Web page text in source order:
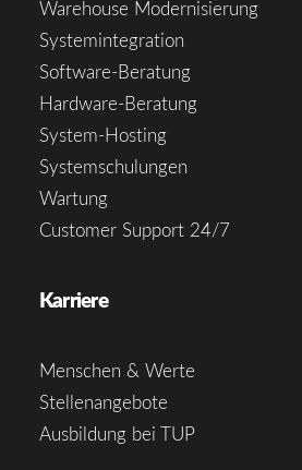
Warehouse Modernisierung
Systemintegration
Software-Beratung
Hardware-Beratung
System-Hosting
Systemschulungen
Wartung
Customer Support 24/7
Karriere
Menschen & Werte
Stellenangebote
Ausbildung bei TUP